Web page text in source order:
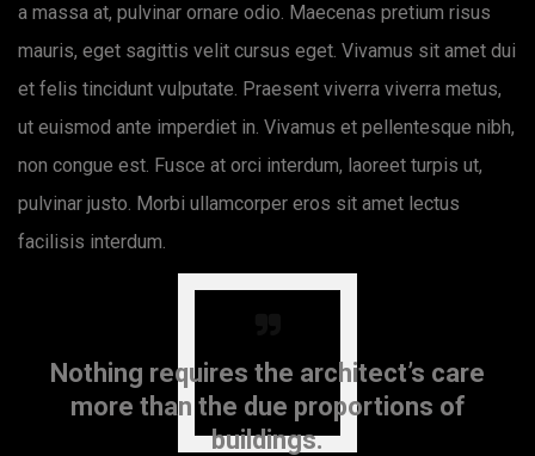
a massa at, pulvinar ornare odio. Maecenas pretium risus
mauris, eget sagittis velit cursus eget. Vivamus sit amet dui
et felis tincidunt vulputate. Praesent viverra viverra metus,
ut euismod ante imperdiet in. Vivamus et pellentesque nibh,
non congue est. Fusce at orci interdum, laoreet turpis ut,
pulvinar justo. Morbi ullamcorper eros sit amet lectus
facilisis interdum.
Nothing requires the architect’s care
more than the due proportions of
buildings.